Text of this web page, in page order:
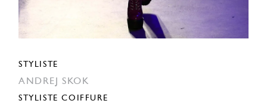
STYLISTE
ANDREJ SKOK
STYLISTE COIFFURE